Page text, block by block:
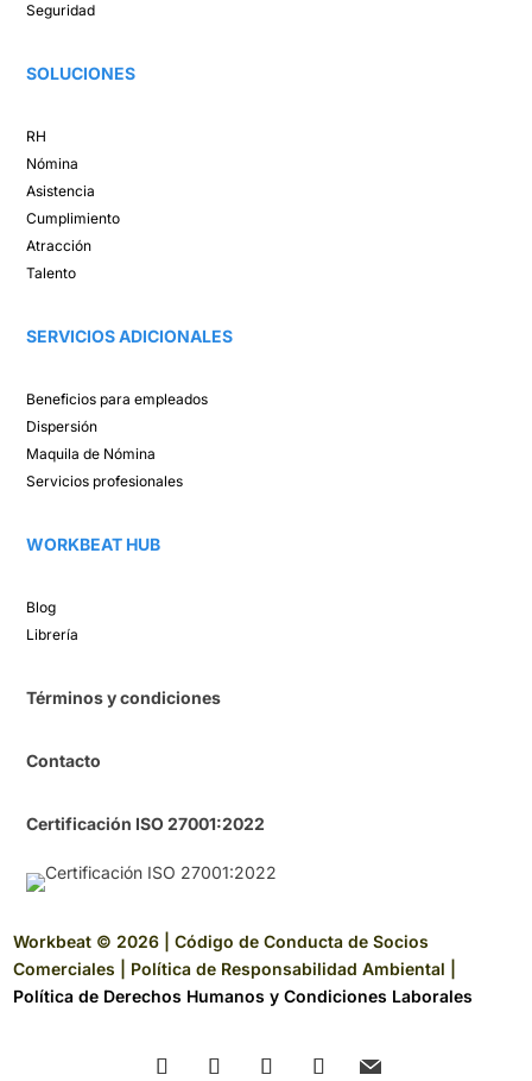
Seguridad
SOLUCIONES​
RH
Nómina​
Asistencia​
Cumplimiento​
Atracción ​
Talento ​
SERVICIOS ADICIONALES
Beneficios para empleados​
Dispersión​
Maquila de Nómina​
Servicios profesionales
WORKBEAT HUB​
Blog​
Librería​
Términos y condiciones
Contacto
Certificación ISO 27001:2022
Workbeat © 2026 |Código de Conducta de Socios
Comerciales
Política de Responsabilidad Ambiental
Política de Derechos Humanos y Condiciones Laborales